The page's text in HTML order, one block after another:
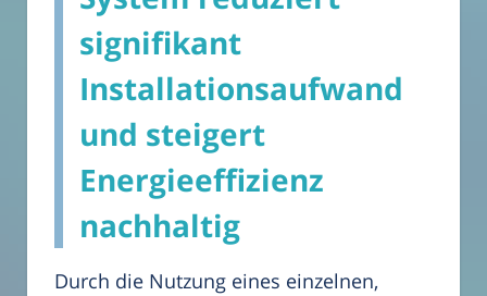
signifikant
Installationsaufwand
und steigert
Energieeffizienz
nachhaltig
Durch die Nutzung eines einzelnen,